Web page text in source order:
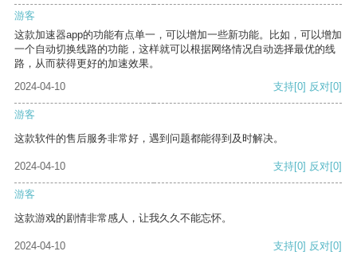
游客
这款加速器app的功能有点单一，可以增加一些新功能。比如，可以增加
一个自动切换线路的功能，这样就可以根据网络情况自动选择最优的线
路，从而获得更好的加速效果。
2024-04-10
支持[0] 反对[0]
游客
这款软件的售后服务非常好，遇到问题都能得到及时解决。
2024-04-10 支持[0] 反对[0]
游客
这款游戏的剧情非常感人，让我久久不能忘怀。
2024-04-10 支持[0] 反对[0]